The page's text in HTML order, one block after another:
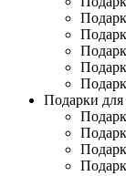
Подарки для